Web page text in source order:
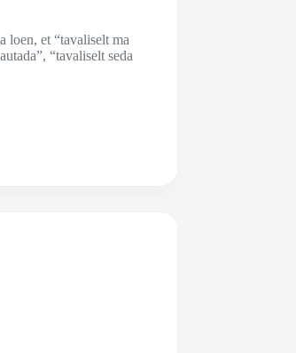
et “tavaliselt ma
“tavaliselt seda